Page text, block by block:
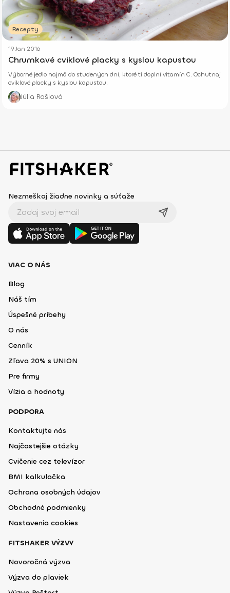
Recepty
19 Jan 2016
Chrumkavé cviklové placky s kyslou kapustou
Výborné jedlo najmä do studených dní, ktoré ti doplní vitamín C. Ochutnaj
cviklové placky s kyslou kapustou.
Júlia Rašlová
Nezmeškaj žiadne novinky a súťaže
VIAC O NÁS
Blog
Náš tím
Úspešné príbehy
O nás
Cenník
Zľava 20% s UNION
Pre firmy
Vízia a hodnoty
PODPORA
Kontaktujte nás
Najčastejšie otázky
Cvičenie cez televízor
BMI kalkulačka
Ochrana osobných údajov
Obchodné podmienky
Nastavenia cookies
FITSHAKER VÝZVY
Novoročná výzva
Výzva do plaviek